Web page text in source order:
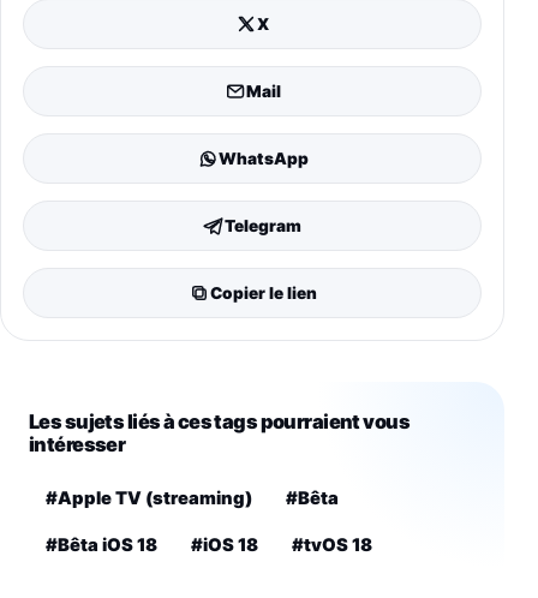
X
Mail
WhatsApp
Telegram
Copier le lien
Les sujets liés à ces tags pourraient vous
intéresser
#Apple TV (streaming) #Bêta
#Bêta iOS 18 #iOS 18 #tvOS 18